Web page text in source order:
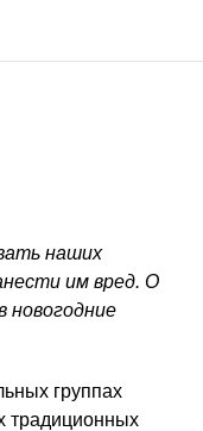
наших
им вред. О
группах
традиционных